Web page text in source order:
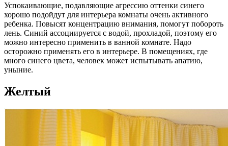
Успокаивающие, подавляющие агрессию оттенки синего
хорошо подойдут для интерьера комнаты очень активного
ребенка. Повысят концентрацию внимания, помогут побороть
лень. Синий ассоциируется с водой, прохладой, поэтому его
можно интересно применить в ванной комнате. Надо
осторожно применять его в интерьере. В помещениях, где
много синего цвета, человек может испытывать апатию,
уныние.
Желтый